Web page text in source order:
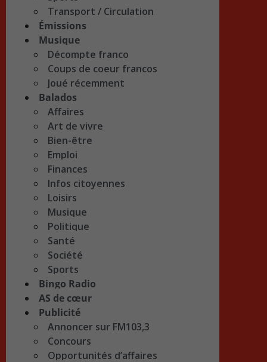
Transport / Circulation
Émissions
Musique
Décompte franco
Coups de coeur francos
Joué récemment
Balados
Affaires
Art de vivre
Bien-être
Emploi
Finances
Infos citoyennes
Loisirs
Musique
Politique
Santé
Société
Sports
Bingo Radio
AS de cœur
Publicité
Annoncer sur FM103,3
Concours
Opportunités d’affaires